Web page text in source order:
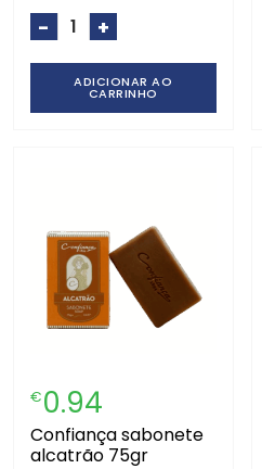
- +
ADICIONAR AO
CARRINHO
€0.94
confiança sabonete
alcatrão 75gr